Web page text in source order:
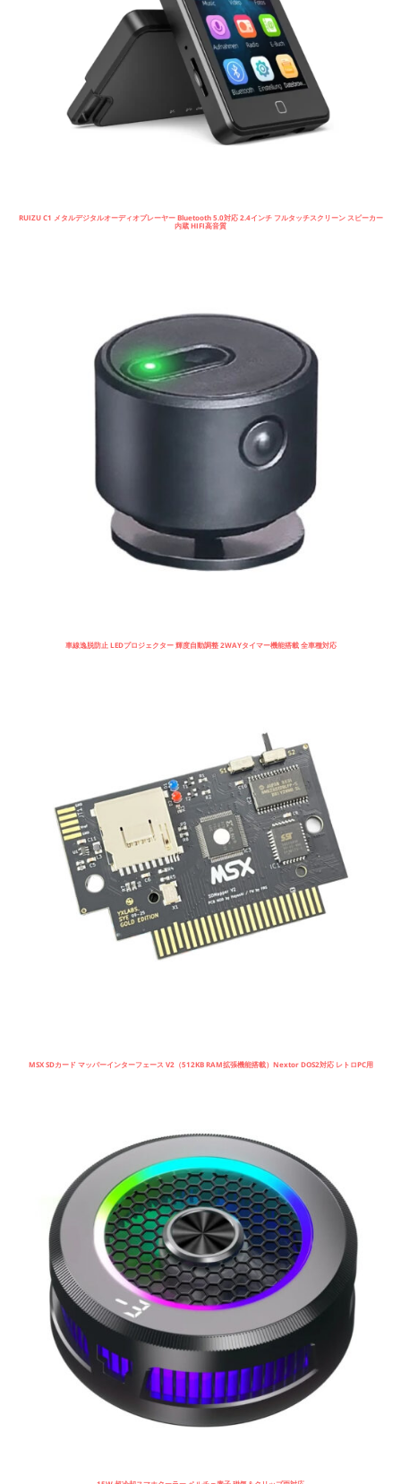
RUIZU C1 メタルデジタルオーディオプレーヤー Bluetooth 5.0対応 2.4インチ フルタッチスクリーン スピーカー
内蔵 HIFI高音質
車線逸脱防止 LEDプロジェクター 輝度自動調整 2WAYタイマー機能搭載 全車種対応
MSX SDカード マッパーインターフェース V2（512KB RAM拡張機能搭載）Nextor DOS2対応 レトロPC用